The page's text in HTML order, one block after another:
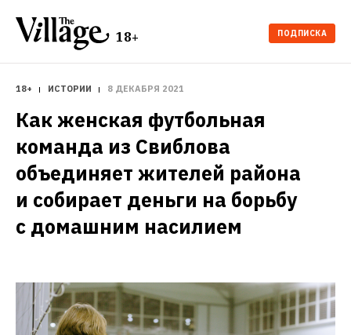
18+ ПОДПИСКА
18+ ИСТОРИИ 8 ДЕКАБРЯ 2021
Как женская футбольная
команда из Свиблова
объединяет жителей района
и собирает деньги на борьбу